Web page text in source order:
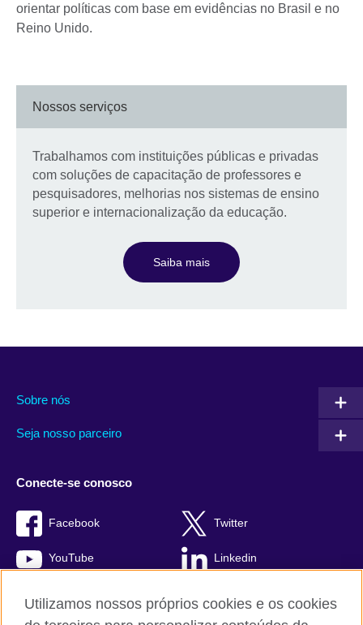
orientar políticas com base em evidências no Brasil e no
Reino Unido.
Nossos serviços
Trabalhamos com instituições públicas e privadas
com soluções de capacitação de professores e
pesquisadores, melhorias nos sistemas de ensino
superior e internacionalização da educação.
Saiba mais
Sobre nós
Seja nosso parceiro
Conecte-se conosco
Facebook Twitter
YouTube Linkedin
Utilizamos nossos próprios cookies e os cookies